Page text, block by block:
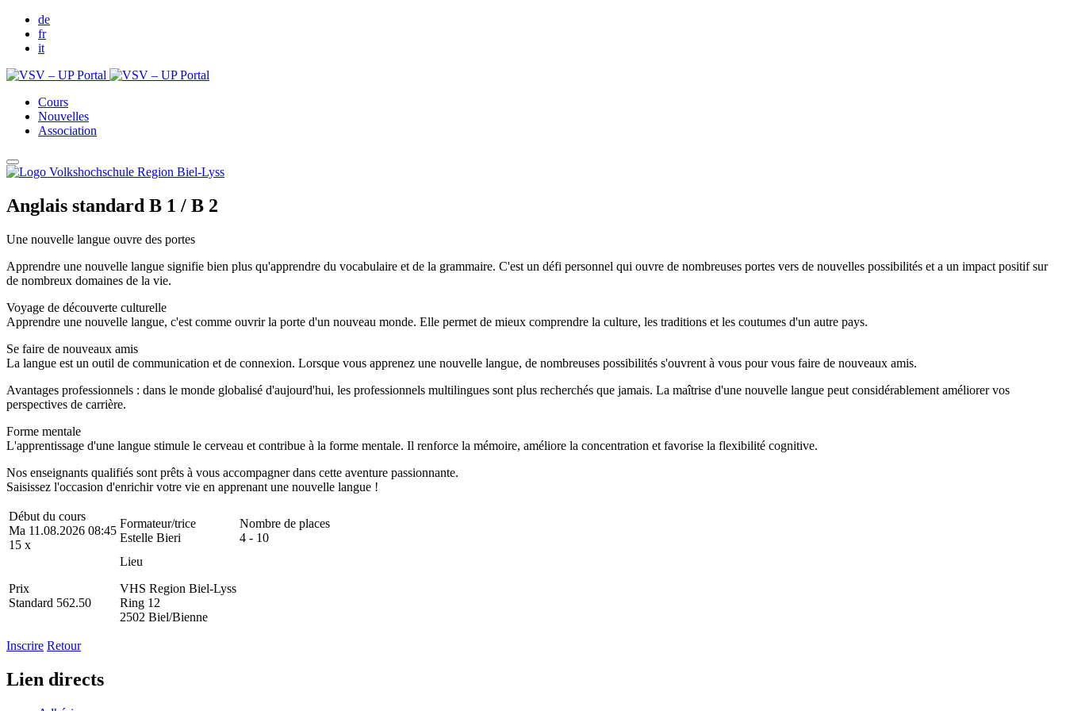
de
fr
it
Cours
Nouvelles
Association
Anglais standard B 1 / B 2
Une nouvelle langue ouvre des portes
Apprendre une nouvelle langue signifie bien plus qu'apprendre du vocabulaire et de la grammaire. C'est un défi personnel qui ouvre de nombreuses portes vers de nouvelles possibilités et a un impact positif sur
de nombreux domaines de la vie.
Voyage de découverte culturelle
Apprendre une nouvelle langue, c'est comme ouvrir la porte d'un nouveau monde. Elle permet de mieux comprendre la culture, les traditions et les coutumes d'un autre pays.
Se faire de nouveaux amis
La langue est un outil de communication et de connexion. Lorsque vous apprenez une nouvelle langue, de nombreuses possibilités s'ouvrent à vous pour vous faire de nouveaux amis.
Avantages professionnels : dans le monde globalisé d'aujourd'hui, les professionnels multilingues sont plus recherchés que jamais. La maîtrise d'une nouvelle langue peut considérablement améliorer vos
perspectives de carrière.
Forme mentale
L'apprentissage d'une langue stimule le cerveau et contribue à la forme mentale. Il renforce la mémoire, améliore la concentration et favorise la flexibilité cognitive.
Nos enseignants qualifiés sont prêts à vous accompagner dans cette aventure passionnante.
Saisissez l'occasion d'enrichir votre vie en apprenant une nouvelle langue !
Début du cours
Ma 11.08.2026 08:45
15 x
Formateur/trice
Estelle Bieri
Nombre de places
4 - 10
Prix
Standard 562.50
Lieu
VHS Region Biel-Lyss
Ring 12
2502 Biel/Bienne
Inscrire Retour
Lien directs